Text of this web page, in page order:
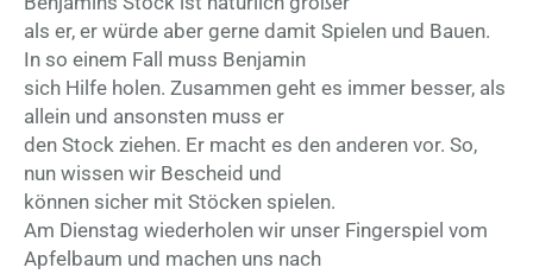
als er, er würde aber gerne damit Spielen und Bauen.
In so einem Fall muss Benjamin
sich Hilfe holen. Zusammen geht es immer besser, als
allein und ansonsten muss er
den Stock ziehen. Er macht es den anderen vor. So,
nun wissen wir Bescheid und
können sicher mit Stöcken spielen.
Am Dienstag wiederholen wir unser Fingerspiel vom
Apfelbaum und machen uns nach